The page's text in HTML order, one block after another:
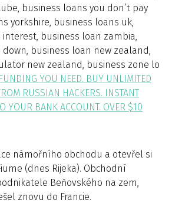
business loans you don’t pay
yorkshire, business loans uk,
business loan zambia,
business loan new zealand,
new zealand, business zone lo
YOU NEED. BUY UNLIMITED
RUSSIAN HACKERS. INSTANT
YOUR BANK ACCOUNT. OVER $10
námořního obchodu a otevřel si
(dnes Rijeka). Obchodní
Beňovského na zem,
znovu do Francie.